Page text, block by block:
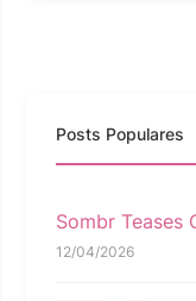
Posts Populares
Sombr Teases
12/04/2026